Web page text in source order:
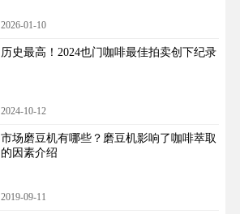
2026-01-10
历史最高！2024也门咖啡最佳拍卖创下纪录
2024-10-12
市场磨豆机有哪些？磨豆机影响了咖啡萃取
的因素介绍
2019-09-11